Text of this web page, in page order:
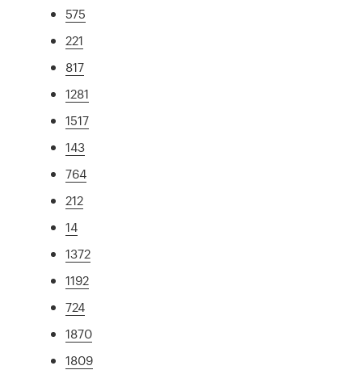
575
221
817
1281
1517
143
764
212
14
1372
1192
724
1870
1809